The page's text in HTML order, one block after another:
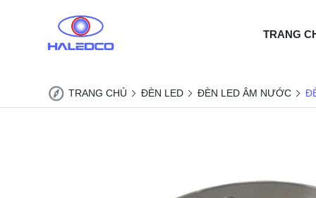
TRANG
TRANG CHỦ ĐÈN LED ĐÈN LED ÂM NƯỚC